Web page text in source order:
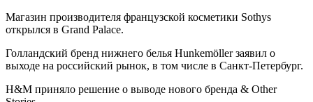
Магазин производителя французской косметики Sothys
открылся в Grand Palace.
Голландский бренд нижнего белья Hunkemöller заявил о
выходе на российский рынок, в том числе в Санкт-Петербург.
H&M приняло решение о выводе нового бренда & Other